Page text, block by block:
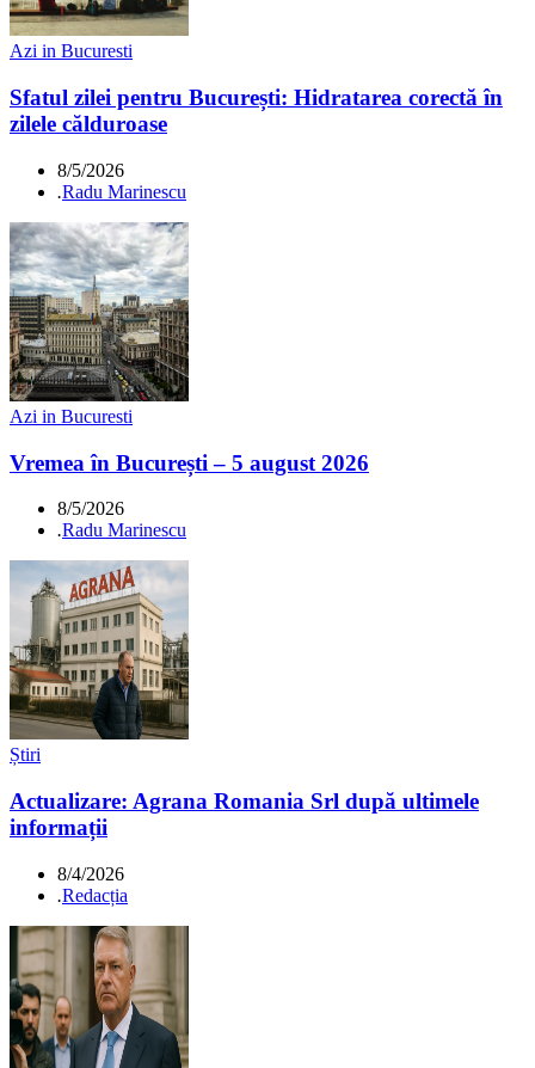
Azi in Bucuresti
Sfatul zilei pentru București: Hidratarea corectă în
zilele călduroase
8/5/2026
.Radu Marinescu
Azi in Bucuresti
Vremea în București – 5 august 2026
8/5/2026
.Radu Marinescu
Știri
Actualizare: Agrana Romania Srl după ultimele
informații
8/4/2026
.Redacția